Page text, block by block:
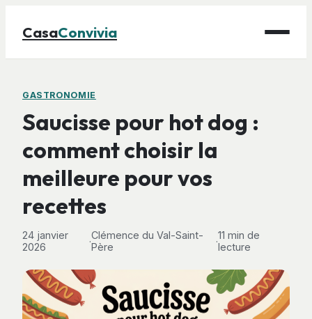
CasaConvivia
Maison
Bricolage
Gastronomie
Jardinage
GASTRONOMIE
Saucisse pour hot dog :
comment choisir la
meilleure pour vos
recettes
24 janvier
2026
·Clémence du Val-Saint-
Père
·11 min de
lecture